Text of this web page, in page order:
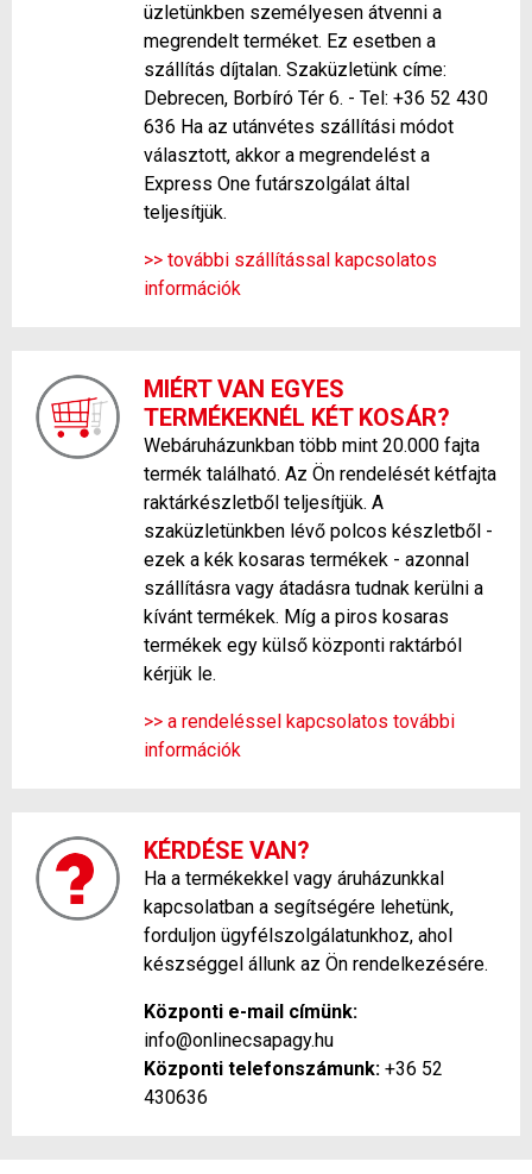
üzletünkben személyesen átvenni a
megrendelt terméket. Ez esetben a
szállítás díjtalan. Szaküzletünk címe:
Debrecen, Borbíró Tér 6. - Tel: +36 52 430
636 Ha az utánvétes szállítási módot
választott, akkor a megrendelést a
Express One futárszolgálat által
teljesítjük.
>> további szállítással kapcsolatos
információk
MIÉRT VAN EGYES
TERMÉKEKNÉL KÉT KOSÁR?
Webáruházunkban több mint 20.000 fajta
termék található. Az Ön rendelését kétfajta
raktárkészletből teljesítjük. A
szaküzletünkben lévő polcos készletből -
ezek a kék kosaras termékek - azonnal
szállításra vagy átadásra tudnak kerülni a
kívánt termékek. Míg a piros kosaras
termékek egy külső központi raktárból
kérjük le.
>> a rendeléssel kapcsolatos további
információk
KÉRDÉSE VAN?
Ha a termékekkel vagy áruházunkkal
kapcsolatban a segítségére lehetünk,
forduljon ügyfélszolgálatunkhoz, ahol
készséggel állunk az Ön rendelkezésére.
Központi e-mail címünk:
info@onlinecsapagy.hu
Központi telefonszámunk: +36 52
430636